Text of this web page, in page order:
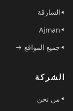
الشارقة
Ajman
جميع المواقع →
الشركة
من نحن